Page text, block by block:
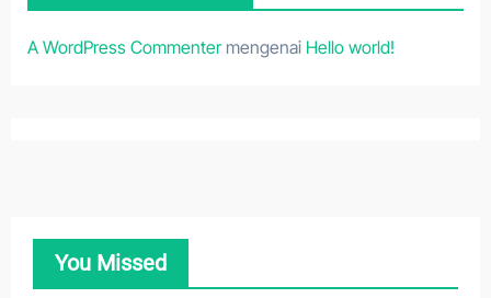
A WordPress Commentermengenai Hello world!
You Missed